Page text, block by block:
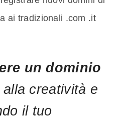
ai tradizionali .com .it
un dominio
creatività e
il tuo